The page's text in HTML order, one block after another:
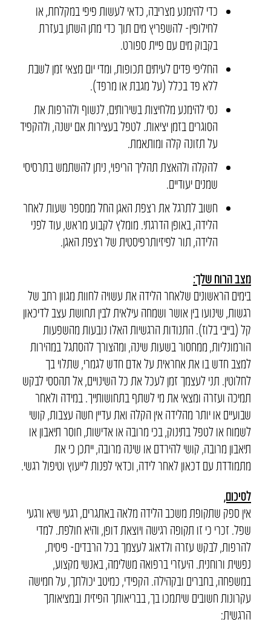
כדי להימנע מצריבה, כדאי לעשות פיפי במקלחת, או
לחילופין- להשפריץ מים תוך כדי מתן השתן בעזרת
בקבוק מים עם פיית ספורט.
החליפי פדים לעיתים תכופות, ומדי יום מצאי זמן לשבת
ללא פד בכלל (על מגבת או מרפד).
נסי להימנע מלחיצות בשירותים, לנשוף ולהרפות את
הסוגרים בזמן יציאות. לטפל בעצירות אם ישנה, ולהקפיד
על תזונה קלה ומותאמת.
להקלה ולהאצת תהליך הריפוי, ניתן להשתמש בתרסיסי
שמנים יעודיים.
חשוב לתרגל את רצפת האגן החל ממספר שעות לאחר
הלידה, באופן הדרגתי. מומלץ לקבוע מראש, עוד לפני
הלידה, תור לפיזיותרפיסטית של רצפת האגן.
מצב הרוח שלך:
בימים הראשונים שלאחר הלידה את עשויה לחוות מגוון רחב של
רגשות, שינועו בין אושר ושמחה עילאית לבין תחושת עצב לדיכאון
קל (בייבי בלוז). התנודות הרגשיות האלו נובעות מהשפעות
הורמונליות, ממחסור בשעות שינה, ומהצורך להסתגל במהירות
למצב חדש בו את אחראית על אדם חדש לגמרי, שתלוי בך
לחלוטין. תני לעצמך זמן לעכל את כל השינויים, אל תהססי לבקש
תמיכה ועזרה ומצאי את מי לשתף בתחושותייך. במידה ולאחר
שבועיים או יותר מהלידה אין הקלה ואת עדיין חשה עצבות, קושי
לשמוח או לטפל בתינוק, בכי מרובה או אדישות, חוסר תיאבון או
תיאבון מרובה, קושי להירדם או שינה מרובה, ייתכן כי את
מתמודדת עם דכאון לאחר לידה, וכדאי לפנות לייעוץ וטיפול רגשי.
לסיכום,
אין ספק שתקופת משכב הלידה מלאה באתגרים, רגעי שיא ורגעי
שפל. זכרי כי זו תקופה רגישה ויוצאת דופן, והיא חולפת. למדי
להרפות, לבקש עזרה ולדאוג לעצמך בכל הרבדים- פיסית,
נפשית ורוחנית. היעזרי ברפואה משלימה, באנשי מקצוע,
במשפחה, בחברים ובקהילה. הקפידי, כמיטב יכולתך, על חמישה
עקרונות חשובים שיתמכו בך, בבריאותך הפיזית ובמציאותך
הרגשית: